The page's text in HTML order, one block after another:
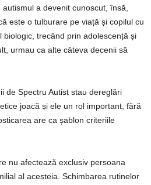
a devenit cunoscut, însă,
este o tulburare pe viață și copilul cu
biologic, trecând prin adolescență și
urmau ca alte câteva decenii să
de Spectru Autist stau dereglări
joacă și ele un rol important, fără
are ca șablon criteriile
nu afectează exclusiv persoana
al acesteia. Schimbarea rutinelor